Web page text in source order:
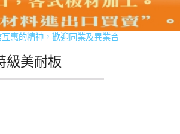
的精神，歡迎同業及異業合作， 共創更寬廣市
級美耐板